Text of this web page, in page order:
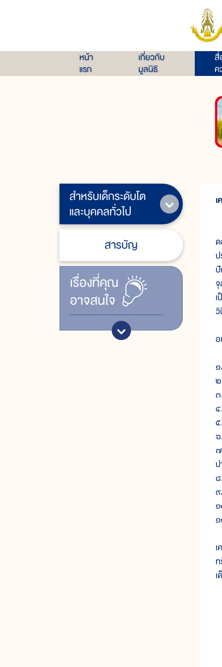
หน้า
แรก
เกี่ยวกับ
มูลนิธิ
สื่
ค
สำหรับเด็กระดับโต
และบุคคลทั่วไป
สารบัญ
เรื่ิองที่คุณ
อาจสนใจ